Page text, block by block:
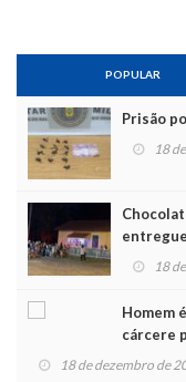
POPULAR
Prisão
18
Noel 18
Homem
cárcere
18 de dezembro de